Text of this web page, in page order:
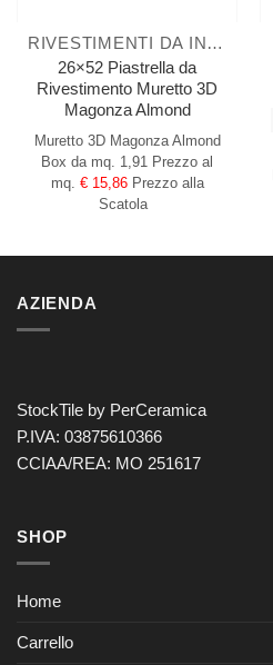
RIVESTIMENTI DA INTERNO
26×52 Piastrella da
Rivestimento Muretto 3D
Magonza Almond
Muretto 3D Magonza Almond
Box da mq. 1,91 Prezzo al
mq. € 15,86 Prezzo alla
Scatola
AZIENDA
StockTile by PerCeramica
P.IVA: 03875610366
CCIAA/REA: MO 251617
SHOP
Home
Carrello